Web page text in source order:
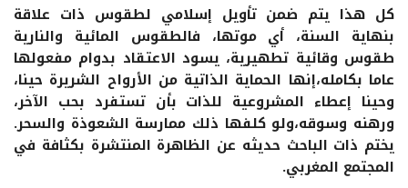
كل هذا يتم ضمن تأويل إسلامي لطقوس ذات علاقة
بنهاية السنة، أي موتها، فالطقوس المائية والنارية
طقوس وقائية تطهيرية، يسود الاعتقاد بدوام مفعولها
عاما بكامله،إنها الحماية الذاتية من الأرواح الشريرة حينا،
وحينا إعطاء المشروعية للذات بأن تستفرد بحب الآخر،
ورهنه وسوقه،ولو كلفها ذلك ممارسة الشعوذة والسحر.
يختم ذات الباحث حديثه عن الظاهرة المنتشرة بكثافة في
المجتمع المغربي.